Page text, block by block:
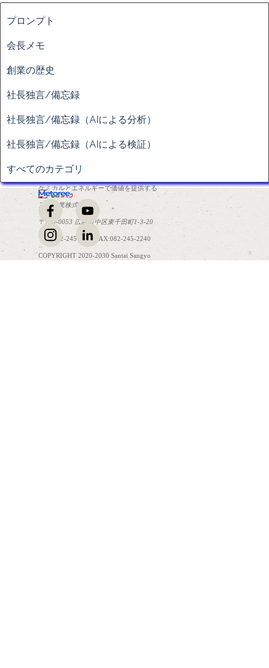
ブロックをスキップ
プロンプト
会長メモ
創業の歴史
社長独言/備忘録
社長独言/備忘録（AIによる分析）
社長独言/備忘録（AIによる検証）
すべてのカテゴリ
ケミカルとエネルギーで価値を提供する
三泰産業株式会社
〒730-0053 広島市中区東千田町1-3-20
TEL:082-245-2241 FAX:082-245-2240
COPYRIGHT 2020-2030 Santai Sangyo